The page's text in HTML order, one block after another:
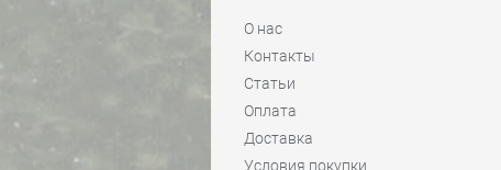
О нас
Контакты
Статьи
Оплата
Доставка
Условия покупки